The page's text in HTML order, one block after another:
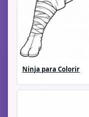
Ninja para Colorir